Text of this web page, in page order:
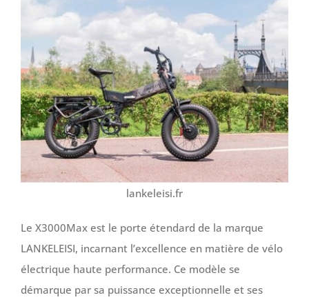
lankeleisi.fr
Le X3000Max est le porte étendard de la marque
LANKELEISI, incarnant l’excellence en matière de vélo
électrique haute performance. Ce modèle se
démarque par sa puissance exceptionnelle et ses